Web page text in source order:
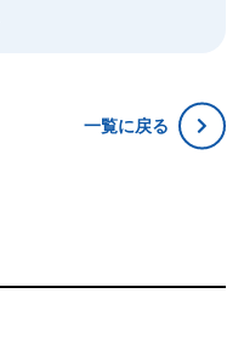
一覧に戻る